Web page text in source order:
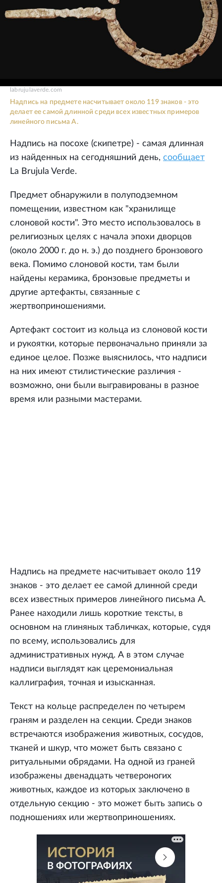
labrujulaverde.com
Надпись на предмете насчитывает около 119 знаков - это
делает ее самой длинной среди всех известных примеров
линейного письма А.
Надпись на посохе (скипетре) - самая длинная
из найденных на сегодняшний день, сообщает
La Brujula Verde.
Предмет обнаружили в полуподземном
помещении, известном как "хранилище
слоновой кости". Это место использовалось в
религиозных целях с начала эпохи дворцов
(около 2000 г. до н. э.) до позднего бронзового
века. Помимо слоновой кости, там были
найдены керамика, бронзовые предметы и
другие артефакты, связанные с
жертвоприношениями.
Артефакт состоит из кольца из слоновой кости
и рукоятки, которые первоначально приняли за
единое целое. Позже выяснилось, что надписи
на них имеют стилистические различия -
возможно, они были выгравированы в разное
время или разными мастерами.
Надпись на предмете насчитывает около 119
знаков - это делает ее самой длинной среди
всех известных примеров линейного письма А.
Ранее находили лишь короткие тексты, в
основном на глиняных табличках, которые, судя
по всему, использовались для
административных нужд. А в этом случае
надписи выглядят как церемониальная
каллиграфия, точная и изысканная.
Текст на кольце распределен по четырем
граням и разделен на секции. Среди знаков
встречаются изображения животных, сосудов,
тканей и шкур, что может быть связано с
ритуальными обрядами. На одной из граней
изображены двенадцать четвероногих
животных, каждое из которых заключено в
отдельную секцию - это может быть запись о
подношениях или жертвоприношениях.